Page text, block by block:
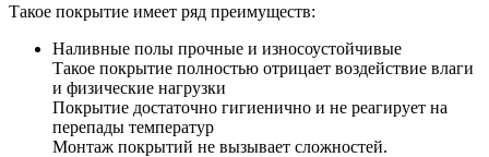
Такое покрытие имеет ряд преимуществ:
Наливные полы прочные и износоустойчивые
Такое покрытие полностью отрицает воздействие влаги
и физические нагрузки
Покрытие достаточно гигиенично и не реагирует на
перепады температур
Монтаж покрытий не вызывает сложностей.